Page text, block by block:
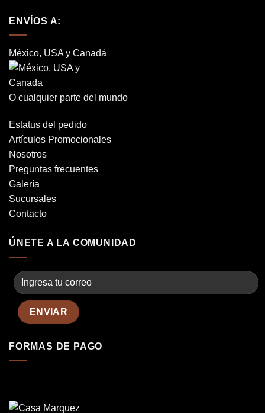
ENVÍOS A:
México, USA y Canadá
O cualquier parte del mundo
Estatus del pedido
Artículos Promocionales
Nosotros
Preguntas frecuentes
Galería
Sucursales
Contacto
ÚNETE A LA COMUNIDAD
FORMAS DE PAGO